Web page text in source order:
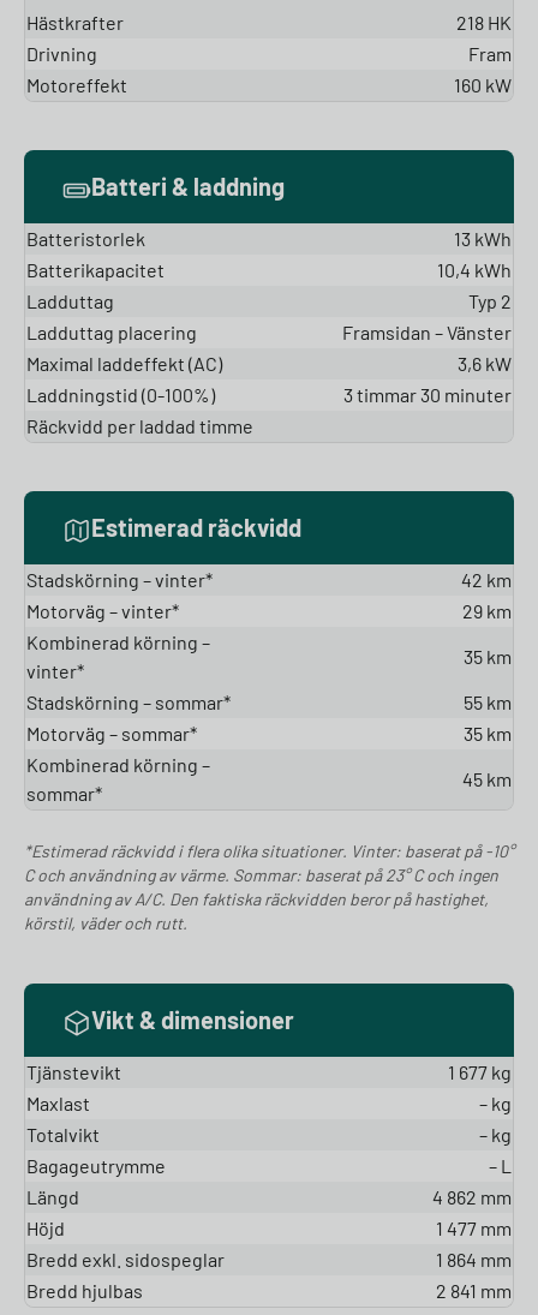
Hästkrafter
218 HK
Drivning
Fram
Motoreffekt
160 kW
Batteri & laddning
Batteristorlek
13 kWh
Batterikapacitet
10,4 kWh
Ladduttag
Typ 2
Ladduttag placering
Framsidan – Vänster
Maximal laddeffekt (AC)
3,6 kW
Laddningstid (0-100%)
3 timmar 30 minuter
Räckvidd per laddad timme
Estimerad räckvidd
Stadskörning – vinter*
42 km
Motorväg – vinter*
29 km
Kombinerad körning –
vinter*
35 km
Stadskörning – sommar*
55 km
Motorväg – sommar*
35 km
Kombinerad körning –
sommar*
45 km
*Estimerad räckvidd i flera olika situationer. Vinter: baserat på -10°
C och användning av värme. Sommar: baserat på 23° C och ingen
användning av A/C. Den faktiska räckvidden beror på hastighet,
körstil, väder och rutt.
Vikt & dimensioner
Tjänstevikt
1 677 kg
Maxlast
– kg
Totalvikt
– kg
Bagageutrymme
– L
Längd
4 862 mm
Höjd
1 477 mm
Bredd exkl. sidospeglar
1 864 mm
Bredd hjulbas
2 841 mm